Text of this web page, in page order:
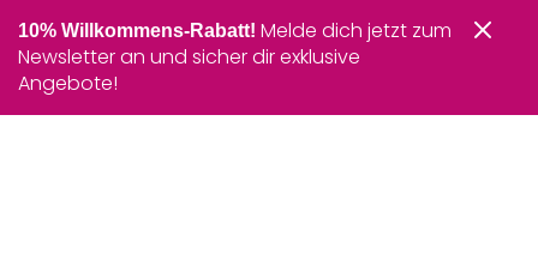
10% Willkommens-Rabatt! Melde dich jetzt zum
Newsletter an und sicher dir exklusive
Angebote!